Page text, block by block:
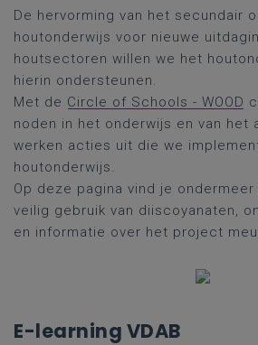
De hervorming van het secundair
houtonderwijs voor nieuwe
houtsectoren willen we het
hierin ondersteunen.
Met de Circle of Schools - WOOD
noden in het onderwijs en van het
werken acties uit die we
houtonderwijs.
Op deze pagina vind je
veilig gebruik van diiscoyanaten,
en informatie over het project
E-learning VDAB